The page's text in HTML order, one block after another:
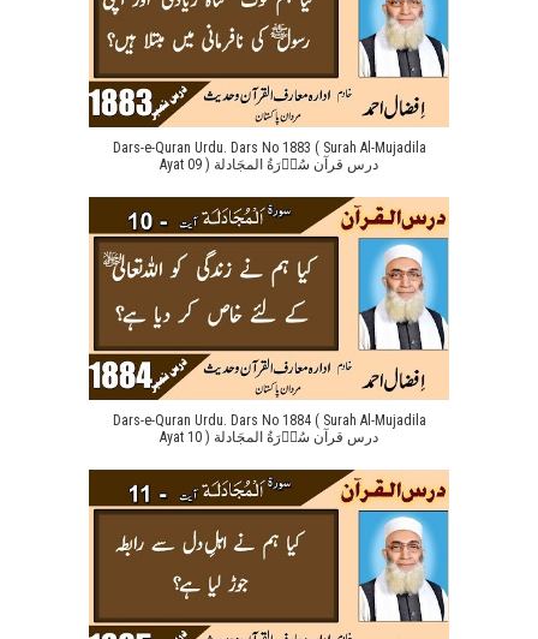
Dars-e-Quran Urdu. Dars No 1883 ( Surah Al-Mujadila
Ayat 09 ) درس قرآن سُوۡرَةُ المجَادلة
Dars-e-Quran Urdu. Dars No 1884 ( Surah Al-Mujadila
Ayat 10 ) درس قرآن سُوۡرَةُ المجَادلة